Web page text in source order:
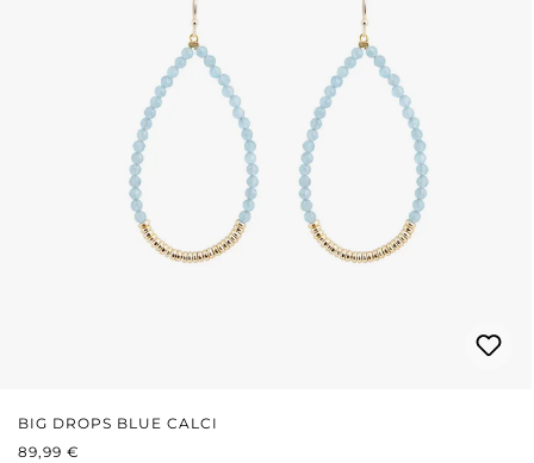
BIG DROPS BLUE CALCI
REGULÄRER PREIS:
89,99 €